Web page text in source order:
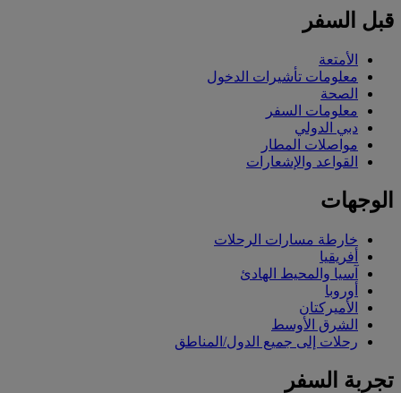
قبل السفر
الأمتعة
معلومات تأشيرات الدخول
الصحة
معلومات السفر
دبي الدولي
مواصلات المطار
القواعد والإشعارات
الوجهات
خارطة مسارات الرحلات
أفريقيا
آسيا والمحيط الهادئ
أوروبا
الأميركتان
الشرق الأوسط
رحلات إلى جميع الدول/المناطق
تجربة السفر